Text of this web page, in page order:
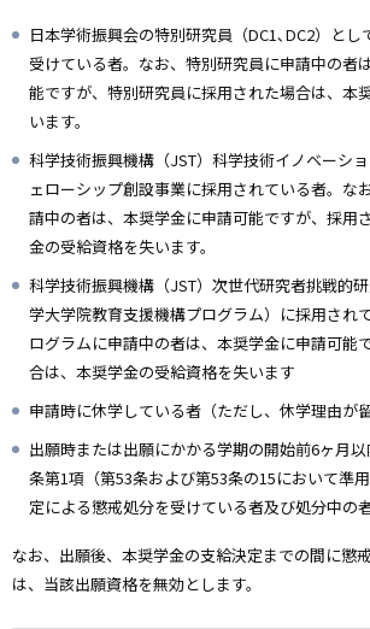
日本学術振興会の特別研究員（DC1､DC2）と
受けている者。なお、特別研究員に申請中の者
能ですが、特別研究員に採用された場合は、本
います。
科学技術振興機構（JST）科学技術イノベーシ
ェローシップ創設事業に採用されている者。な
請中の者は、本奨学金に申請可能ですが、採用
金の受給資格を失います。
科学技術振興機構（JST）次世代研究者挑戦的
学大学院教育支援機構プログラム）に採用され
ログラムに申請中の者は、本奨学金に申請可能
合は、本奨学金の受給資格を失います
申請時に休学している者（ただし、休学理由が
出願時または出願にかかる学期の開始前6ヶ月
条第1項（第53条および第53条の15において準
定による懲戒処分を受けている者及び処分中の
なお、出願後、本奨学金の支給決定までの間に懲
は、当該出願資格を無効とします。